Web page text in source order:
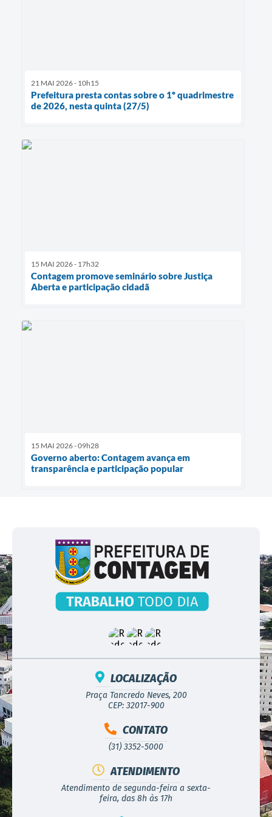
21 MAI 2026 - 10h15
Prefeitura presta contas sobre o 1º quadrimestre
de 2026, nesta quinta (27/5)
15 MAI 2026 - 17h32
Contagem promove seminário sobre Justiça
Aberta e participação cidadã
15 MAI 2026 - 09h28
Governo aberto: Contagem avança em
transparência e participação popular
LOCALIZAÇÃO
Praça Tancredo Neves, 200
CEP: 32017-900
CONTATO
(31) 3352-5000
ATENDIMENTO
Atendimento de segunda-feira a sexta-
feira, das 8h às 17h